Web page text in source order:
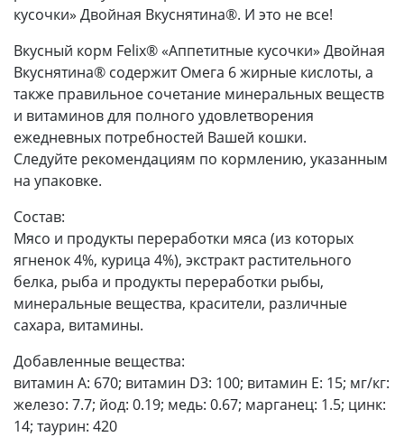
кусочки» Двойная Вкуснятина®. И это не все!
Вкусный корм Felix® «Аппетитные кусочки» Двойная
Вкуснятина® содержит Омега 6 жирные кислоты, а
также правильное сочетание минеральных веществ
и витаминов для полного удовлетворения
ежедневных потребностей Вашей кошки.
Следуйте рекомендациям по кормлению, указанным
на упаковке.
Состав:
Мясо и продукты переработки мяса (из которых
ягненок 4%, курица 4%), экстракт растительного
белка, рыба и продукты переработки рыбы,
минеральные вещества, красители, различные
сахара, витамины.
Добавленные вещества:
витамин A: 670; витамин D3: 100; витамин Е: 15; мг/кг:
железо: 7.7; йод: 0.19; медь: 0.67; марганец: 1.5; цинк:
14; таурин: 420